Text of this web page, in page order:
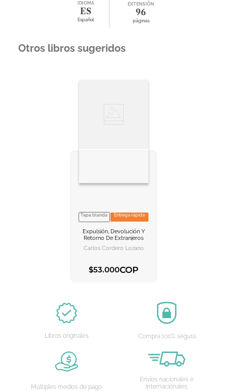
IDIOMA
ES
Español
EXTENSIÓN
96
páginas
Otros libros sugeridos
VER INFORMACION
AGREGAR AL
Tapa blanda Entrega rápida
Expulsión, Devolución Y
Retorno De Extranjeros
Carlos Cordero Lozano
$53.000COP
Libros originales Compra 100% segura
Múltiples medios de pago
Envíos nacionales e
internacionales